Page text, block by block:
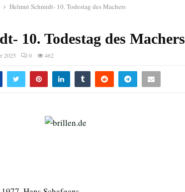
Helmut Schmidt- 10. Todestag des Machers
10. Todestag des Machers
2025 0 462